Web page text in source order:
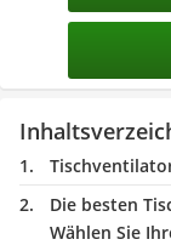
Die besten
Wählen Sie